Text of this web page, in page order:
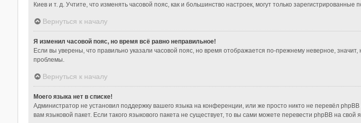
Киев и т. д. Учтите, что изменять часовой пояс, как и большинство настроек, могут только
Вернуться к началу
Я изменил часовой пояс, но время всё равно неправильное!
Если вы уверены, что правильно указали часовой пояс, но время отображается по-прежнему неверное,
проблемы.
Вернуться к началу
Моего языка нет в списке!
Администратор не установил поддержку вашего языка на конференции, или же просто никто не перевёл
вам языковой пакет. Если такого языкового пакета не существует, то вы сами можете перевести phpBB на